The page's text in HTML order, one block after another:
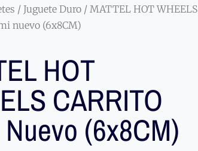
/ Juguete Duro / MATTEL HOT WHEELS
nuevo (6x8CM)
HOT
CARRITO
(6x8CM)